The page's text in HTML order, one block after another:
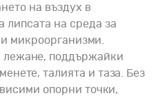
на въздух в
липсата на среда за
микроорганизми.
лежане, поддържайки
талията и таза. Без
опорни точки,